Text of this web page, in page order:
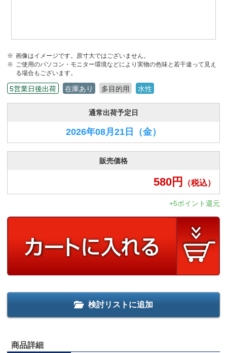
画像はイメージです。原寸大ではございません。
ご使用のパソコン・モニター環境などにより実物の色味と若干違って見え
る場合もございます。
5営業日後出荷 在庫あり 多目的用 水性
通常出荷予定日
2026年08月21日 （金）
販売価格
580円 （税込）
+5ポイント還元
検討リストに追加
商品詳細